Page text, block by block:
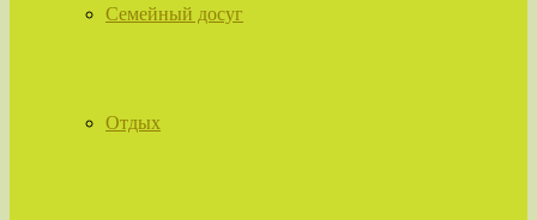
Семейный досуг
Отдых